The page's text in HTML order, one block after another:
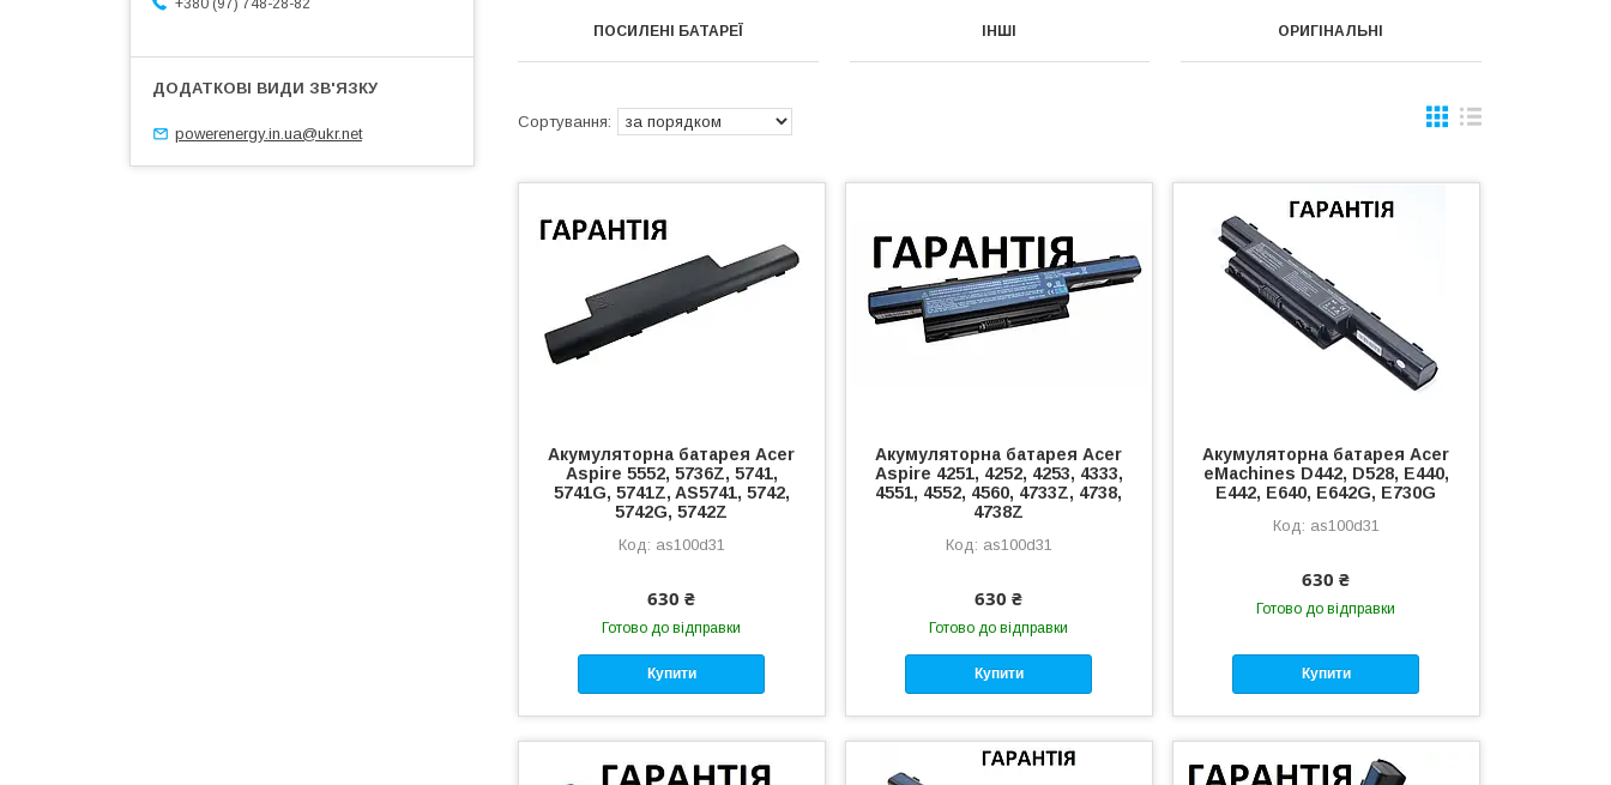
ПОСИЛЕНІ БАТАРЕЇ ІНШІ ОРИГІНАЛЬНІ
Акумуляторна батарея Acer
Aspire 5552, 5736Z, 5741,
5741G, 5741Z, AS5741, 5742,
5742G, 5742Z
as100d31
630 ₴
Готово до відправки
Купити
Акумуляторна батарея Acer
Aspire 4251, 4252, 4253, 4333,
4551, 4552, 4560, 4733Z, 4738,
4738Z
as100d31
630 ₴
Готово до відправки
Купити
Акумуляторна батарея Acer
eMachines D442, D528, E440,
E442, E640, E642G, E730G
as100d31
630 ₴
Готово до відправки
Купити
+380 (97) 748-28-82
powerenergy.in.ua@ukr.net